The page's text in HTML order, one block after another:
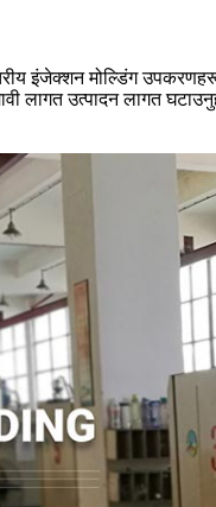
इंजेक्शन मोल्डिंग
लागत उत्पादन लागत